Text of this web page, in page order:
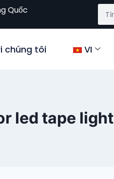
Quốc
chúng tôi VI
led tape light